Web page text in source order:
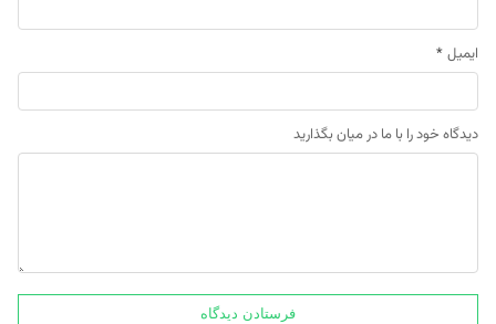
ایمیل *
دیدگاه خود را با ما در میان بگذارید